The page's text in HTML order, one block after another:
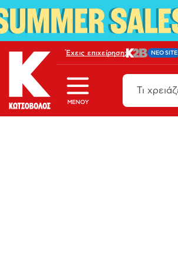
Έχεις επιχείρηση; NEO SITE
MENOY